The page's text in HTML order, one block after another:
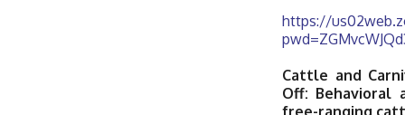
https://
Cattle and
Off: Behavioral
free-ranging